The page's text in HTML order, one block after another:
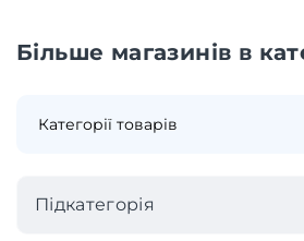
Більше магазинів в
Підкатегорія